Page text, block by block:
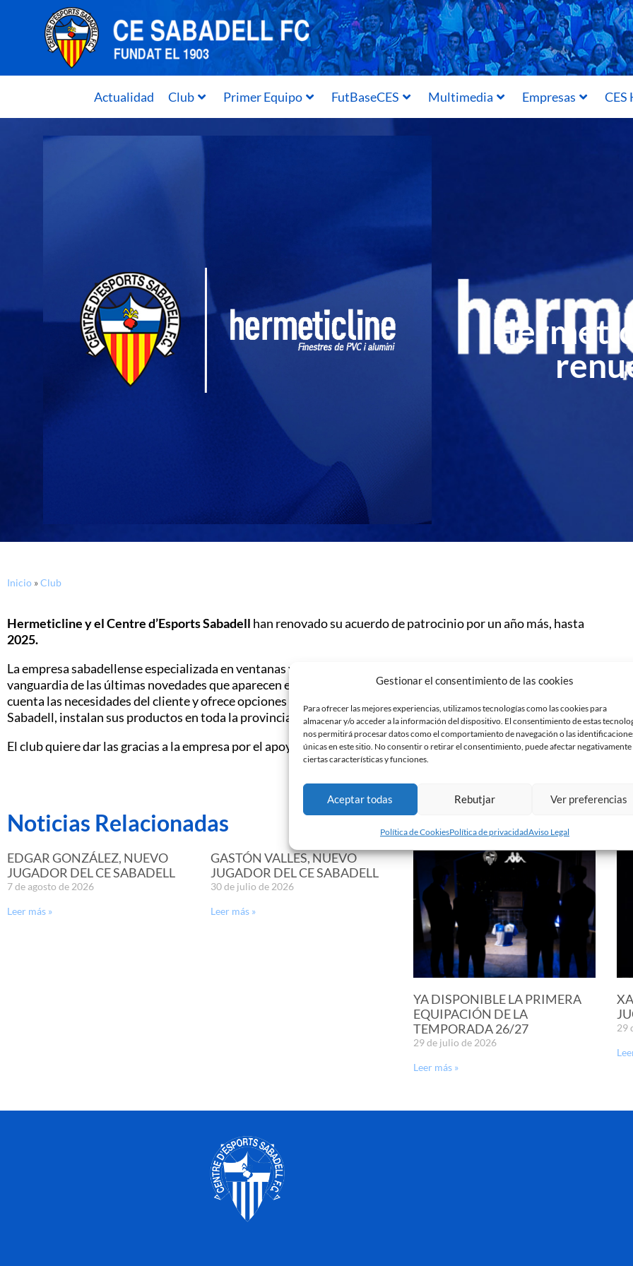
Gestionar el consentimiento de las cookies
Para ofrecer las mejores experiencias, utilizamos tecnologías como las cookies para
almacenar y/o acceder a la información del dispositivo. El consentimiento de estas
nos permitirá procesar datos como el comportamiento de navegación o las
únicas en este sitio. No consentir o retirar el consentimiento, puede afectar negativamente
ciertas características y funciones.
Aceptar todas Rebutjar Ver preferencias
Política de CookiesPolítica de privacidadAviso Legal
Actualidad Club Primer Equipo FutBaseCES Multimedia Empresas CES
Inicio »Club
Hermeticline y el Centre d’Esports Sabadell han renovado su acuerdo de patrocinio por un año más, hasta
2025.
La empresa sabadellense especializada en ventanas y cierre para el hogar se encuentra siempre a la
vanguardia de las últimas novedades que aparecen en el sector. Con asesoramiento personalizado, tiene en
cuenta las necesidades del cliente y ofrece opciones de financiación. Pese a que las oficinas se encuentran en
Sabadell, instalan sus productos en toda la provincia de Barcelona.
El club quiere dar las gracias a la empresa por el apoyo. Muchas gracias para mantener vuestra confianza!
Noticias Relacionadas
EDGAR GONZÁLEZ, NUEVO
JUGADOR DEL CE SABADELL
7 de agosto de 2026
Leer más »
GASTÓN VALLES, NUEVO
JUGADOR DEL CE SABADELL
30 de julio de 2026
Leer más »
YA DISPONIBLE LA PRIMERA
EQUIPACIÓN DE LA
TEMPORADA 26/27
29 de julio de 2026
Leer más »
29